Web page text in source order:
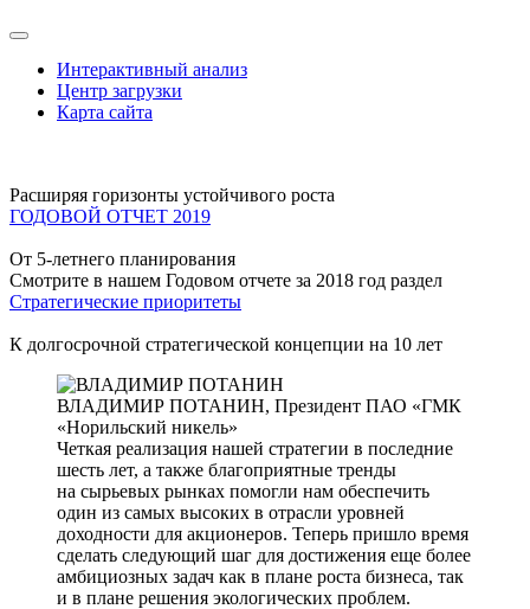
Интерактивный анализ
Центр загрузки
Карта сайта
Расширяя горизонты устойчивого роста
ГОДОВОЙ ОТЧЕТ 2019
От 5-летнего планирования
Смотрите в нашем Годовом отчете за 2018 год раздел
Стратегические приоритеты
К долгосрочной стратегической концепции на 10 лет
ВЛАДИМИР ПОТАНИН, Президент ПАО «ГМК
«Норильский никель»
Четкая реализация нашей стратегии в последние
шесть лет, а также благоприятные тренды
на сырьевых рынках помогли нам обеспечить
один из самых высоких в отрасли уровней
доходности для акционеров. Теперь пришло время
сделать следующий шаг для достижения еще более
амбициозных задач как в плане роста бизнеса, так
и в плане решения экологических проблем.